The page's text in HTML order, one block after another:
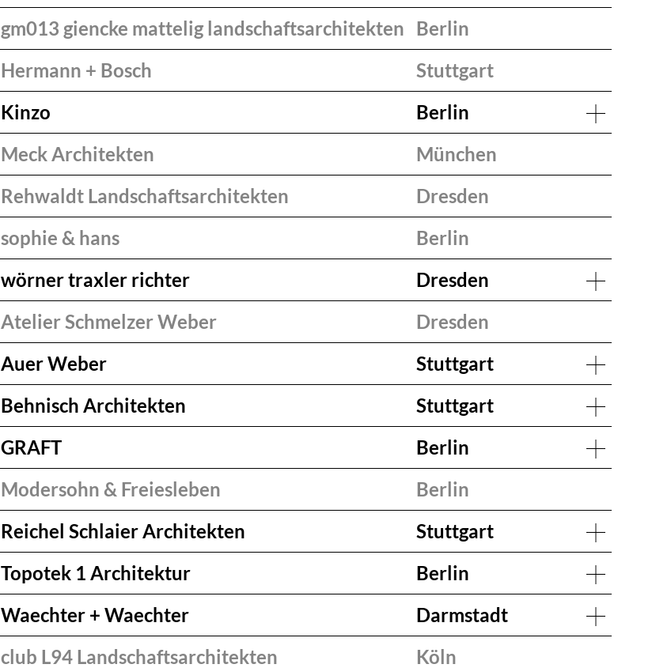
gm013 giencke mattelig landschaftsarchitekten Berlin
Hermann + Bosch
Stuttgart
Kinzo
Berlin
Meck Architekten
München
Rehwaldt Landschaftsarchitekten
Dresden
sophie & hans
Berlin
wörner traxler richter
Dresden
Atelier Schmelzer Weber
Dresden
Auer Weber
Stuttgart
Behnisch Architekten
Stuttgart
GRAFT
Berlin
Modersohn & Freiesleben
Berlin
Reichel Schlaier Architekten
Stuttgart
Topotek 1 Architektur
Berlin
Waechter + Waechter
Darmstadt
club L94 Landschaftsarchitekten Köln